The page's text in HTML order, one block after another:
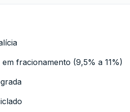
fracionamento (9,5% a 11%)